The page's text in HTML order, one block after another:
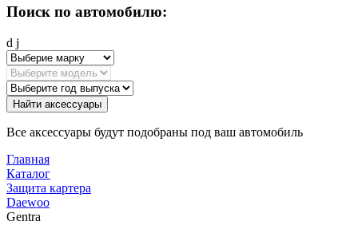
Поиск по автомобилю:
d j
Найти аксессуары
Все аксессуары будут подобраны под ваш автомобиль
Главная
Каталог
Защита картера
Daewoo
Gentra